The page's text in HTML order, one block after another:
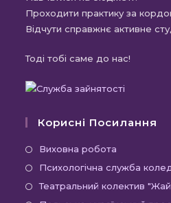
Проходити практику за
Відчути справжнє активне
Тоді тобі саме до нас!
Корисні Посилання
Виховна робота
Психологічна служба
Театральний колектив